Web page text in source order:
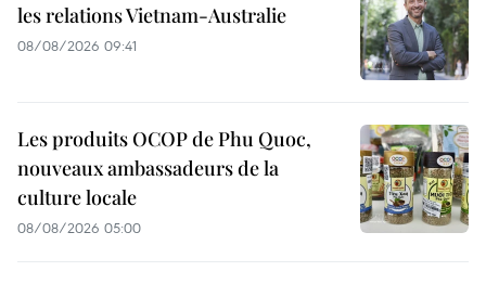
les relations Vietnam-Australie
08/08/2026 09:41
Les produits OCOP de Phu Quoc,
nouveaux ambassadeurs de la
culture locale
08/08/2026 05:00